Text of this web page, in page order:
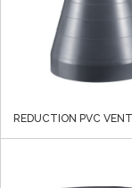
REDUCTION PVC